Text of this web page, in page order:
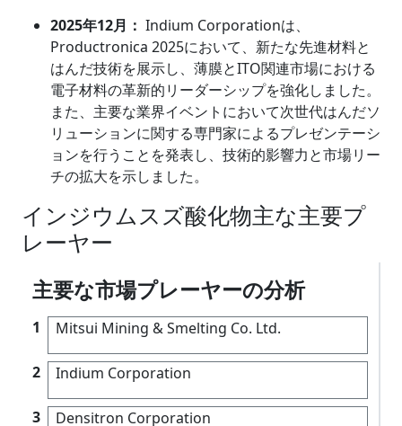
2025年12月： Indium Corporationは、
Productronica 2025において、新たな先進材料と
はんだ技術を展示し、薄膜とITO関連市場における
電子材料の革新的リーダーシップを強化しました。
また、主要な業界イベントにおいて次世代はんだソ
リューションに関する専門家によるプレゼンテーシ
ョンを行うことを発表し、技術的影響力と市場リー
チの拡大を示しました。
インジウムスズ酸化物主な主要プ
レーヤー
主要な市場プレーヤーの分析
1 Mitsui Mining & Smelting Co. Ltd.
2 Indium Corporation
3 Densitron Corporation